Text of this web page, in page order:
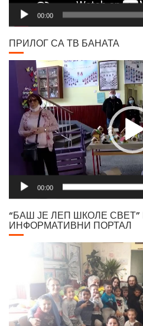
00:00
ПРИЛОГ СА ТВ БАНАТА
Video
00:00
“БАШ ЈЕ ЛЕП ШКОЛЕ
ИНФОРМАТИВНИ ПОРТАЛ